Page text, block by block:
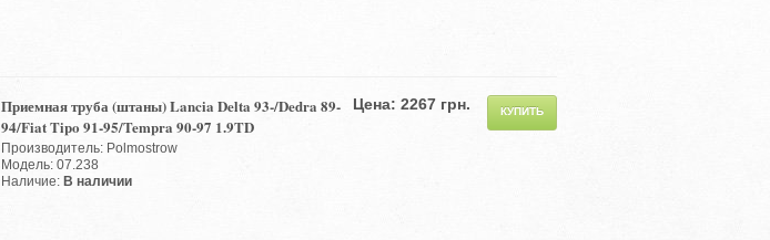
Цена: 2267 грн.
Приемная труба (штаны) Lancia Delta 93-/Dedra 89-
94/Fiat Tipo 91-95/Tempra 90-97 1.9TD
Производитель: Polmostrow
Модель: 07.238
Наличие: В наличии